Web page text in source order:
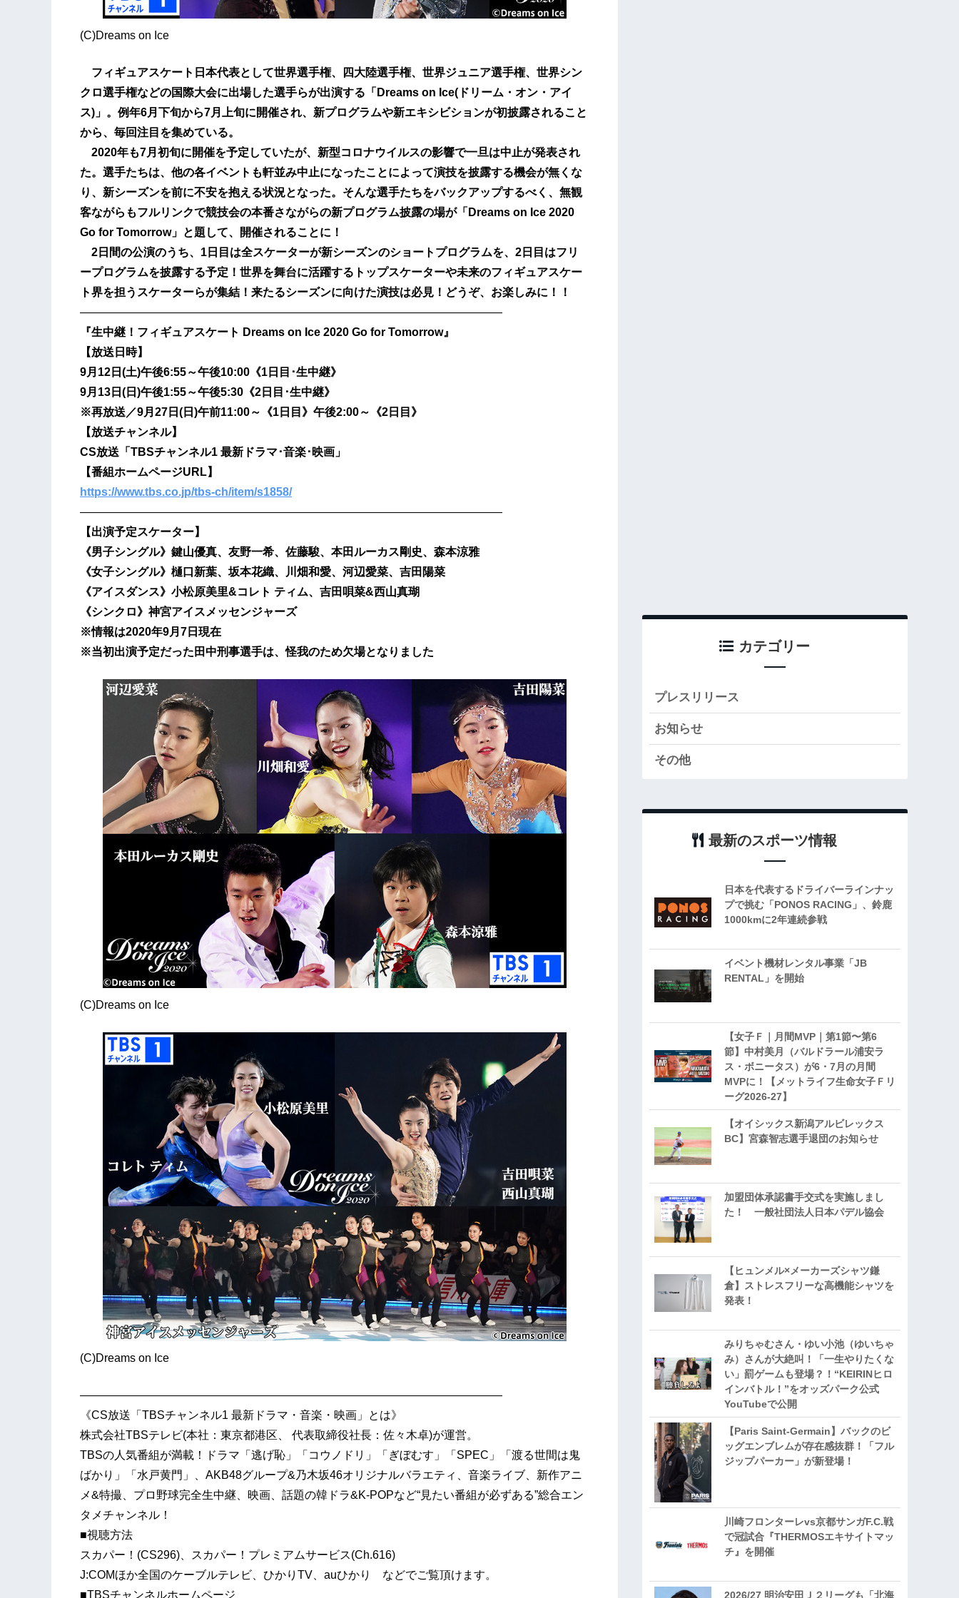
(C)Dreams on Ice
フィギュアスケート日本代表として世界選手権、四大陸選手権、世界ジュニア選手権、世界シン
クロ選手権などの国際大会に出場した選手らが出演する「Dreams on Ice(ドリーム・オン・アイ
ス)」。例年6月下旬から7月上旬に開催され、新プログラムや新エキシビションが初披露されること
から、毎回注目を集めている。
2020年も7月初旬に開催を予定していたが、新型コロナウイルスの影響で一旦は中止が発表され
た。選手たちは、他の各イベントも軒並み中止になったことによって演技を披露する機会が無くな
り、新シーズンを前に不安を抱える状況となった。そんな選手たちをバックアップするべく、無観
客ながらもフルリンクで競技会の本番さながらの新プログラム披露の場が「Dreams on Ice 2020
Go for Tomorrow」と題して、開催されることに！
2日間の公演のうち、1日目は全スケーターが新シーズンのショートプログラムを、2日目はフリ
ープログラムを披露する予定！世界を舞台に活躍するトップスケーターや未来のフィギュアスケー
ト界を担うスケーターらが集結！来たるシーズンに向けた演技は必見！どうぞ、お楽しみに！！
—————————————————————————————————————
『生中継！フィギュアスケート Dreams on Ice 2020 Go for Tomorrow』
【放送日時】
9月12日(土)午後6:55～午後10:00《1日目･生中継》
9月13日(日)午後1:55～午後5:30《2日目･生中継》
※再放送／9月27日(日)午前11:00～《1日目》午後2:00～《2日目》
【放送チャンネル】
CS放送「TBSチャンネル1 最新ドラマ･音楽･映画」
【番組ホームページURL】
https://www.tbs.co.jp/tbs-ch/item/s1858/
—————————————————————————————————————
【出演予定スケーター】
《男子シングル》鍵山優真、友野一希、佐藤駿、本田ルーカス剛史、森本涼雅
《女子シングル》樋口新葉、坂本花織、川畑和愛、河辺愛菜、吉田陽菜
《アイスダンス》小松原美里&コレト ティム、吉田唄菜&西山真瑚
《シンクロ》神宮アイスメッセンジャーズ
※情報は2020年9月7日現在
※当初出演予定だった田中刑事選手は、怪我のため欠場となりました
(C)Dreams on Ice
(C)Dreams on Ice
—————————————————————————————————————
《CS放送「TBSチャンネル1 最新ドラマ・音楽・映画」とは》
株式会社TBSテレビ(本社：東京都港区、 代表取締役社長：佐々木卓)が運営。
TBSの人気番組が満載！ドラマ「逃げ恥」「コウノドリ」「ぎぼむす」「SPEC」「渡る世間は鬼
ばかり」「水戸黄門」、AKB48グループ&乃木坂46オリジナルバラエティ、音楽ライブ、新作アニ
メ&特撮、プロ野球完全生中継、映画、話題の韓ドラ&K-POPなど“見たい番組が必ずある”総合エン
タメチャンネル！
■視聴方法
スカパー！(CS296)、スカパー！プレミアムサービス(Ch.616)
J:COMほか全国のケーブルテレビ、ひかりTV、auひかり などでご覧頂けます。
■TBSチャンネルホームページ
カテゴリー
プレスリリース
お知らせ
その他
最新のスポーツ情報
日本を代表するドライバーラインナッ
プで挑む「PONOS RACING」、鈴鹿
1000kmに2年連続参戦
イベント機材レンタル事業「JB
RENTAL」を開始
【女子Ｆ｜月間MVP｜第1節〜第6
節】中村美月（バルドラール浦安ラ
ス・ボニータス）が6・7月の月間
MVPに！【メットライフ生命女子Ｆリ
ーグ2026-27】
【オイシックス新潟アルビレックス
BC】宮森智志選手退団のお知らせ
加盟団体承認書手交式を実施しまし
た！ 一般社団法人日本パデル協会
【ヒュンメル×メーカーズシャツ鎌
倉】ストレスフリーな高機能シャツを
発表！
みりちゃむさん・ゆい小池（ゆいちゃ
み）さんが大絶叫！「一生やりたくな
い」罰ゲームも登場？！“KEIRINヒロ
インバトル！”をオッズパーク公式
YouTubeで公開
【Paris Saint-Germain】バックのビ
ッグエンブレムが存在感抜群！「フル
ジップパーカー」が新登場！
川崎フロンターレvs京都サンガF.C.戦
で冠試合『THERMOSエキサイトマッ
チ』を開催
2026/27 明治安田Ｊ２リーグも「北海